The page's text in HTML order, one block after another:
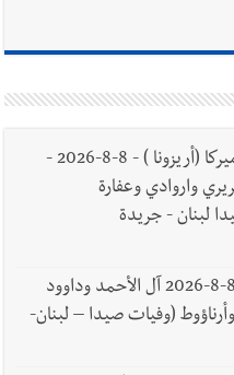
وفاة دايفيد علي غازي غريري في أميركا (أريزونا ) - 8-8-2026 -
صيدا - 10-8-2026 آل غريري واروادي وعفارة
لبنان - جريدة
وفاة الحاجة وداد علي الحاج داوود 8-8-2026 آل الأحمد وداوود
(وفيات صيدا – لبنان-